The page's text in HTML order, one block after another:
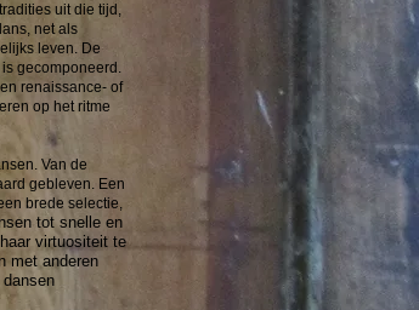
uit die tijd,
net als
leven. De
gecomponeerd.
renaissance- of
op het ritme
Van de
gebleven. Een
brede selectie,
tot snelle en
virtuositeit te
met anderen